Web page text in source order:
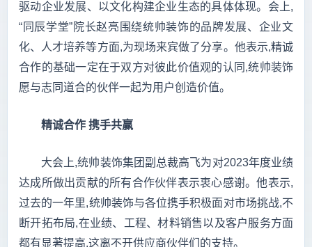
驱动企业发展、以文化构建企业生态的具体体现。会上,
“同辰学堂”院长赵亮围绕统帅装饰的品牌发展、企业文
化、人才培养等方面,为现场来宾做了分享。他表示,精诚
合作的基础一定在于双方对彼此价值观的认同,统帅装饰
愿与志同道合的伙伴一起为用户创造价值。
精诚合作 携手共赢
大会上,统帅装饰集团副总裁高飞为对2023年度业绩
达成所做出贡献的所有合作伙伴表示衷心感谢。他表示,
过去的一年里,统帅装饰与各位携手积极面对市场挑战,不
断开拓布局,在业绩、工程、材料销售以及客户服务方面
都有显著提高,这离不开供应商伙伴们的支持。